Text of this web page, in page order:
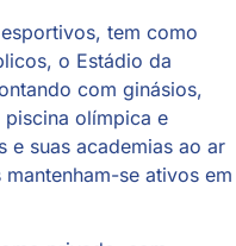
tem como
o Estádio da
com ginásios,
olímpica e
e suas academias ao ar
se ativos em